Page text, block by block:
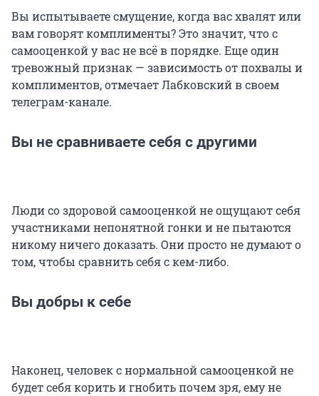
Вы испытываете смущение, когда вас хвалят или
вам говорят комплименты? Это значит, что с
самооценкой у вас не всё в порядке. Еще один
тревожный признак — зависимость от похвалы и
комплиментов, отмечает Лабковский в своем
телеграм-канале.
Вы не сравниваете себя с другими
Люди со здоровой самооценкой не ощущают себя
участниками непонятной гонки и не пытаются
никому ничего доказать. Они просто не думают о
том, чтобы сравнить себя с кем-либо.
Вы добры к себе
Наконец, человек с нормальной самооценкой не
будет себя корить и гнобить почем зря, ему не